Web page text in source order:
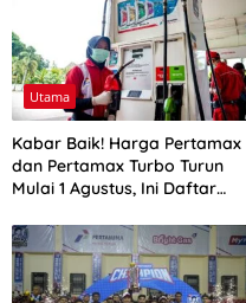
Utama
Kabar Baik! Harga Pertamax
dan Pertamax Turbo Turun
Mulai 1 Agustus, Ini Daftar